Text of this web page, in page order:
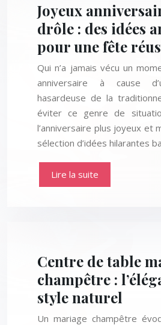
Joyeux
drôle : des idées
pour une fête
Qui n’a jamais vécu un
anniversaire à cause
hasardeuse de la
éviter ce genre de
l’anniversaire plus joyeux et
sélection d’idées hilarantes
Lire la suite
Centre de table
champêtre :
style naturel
Un mariage champêtre